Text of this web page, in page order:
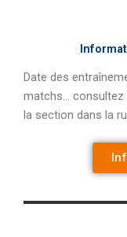
Date des
matchs… consultez
la section dans la